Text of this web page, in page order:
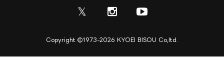
ディスプレイ・サイン制作
𝕏
Copyright 1973-2026 KYOEI BISOU Co,ltd.